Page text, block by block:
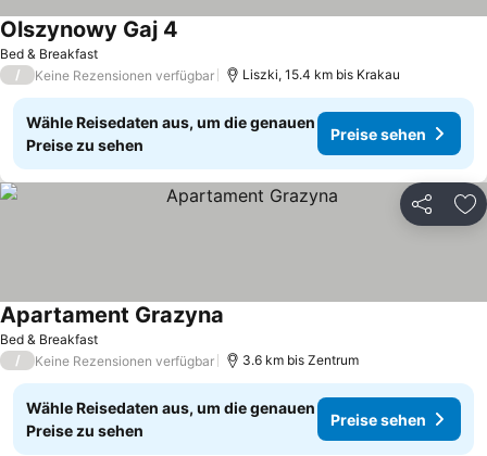
Bed & Breakfast
Olszynowy Gaj 4
/ Keine Rezensionen verfügbar Liszki, 15.4 km bis Krakau
Wähle Reisedaten aus, um die genauen
Preise zu sehen
Preise sehen
Teilen
Bed & Breakfast
Apartament Grazyna
/ Keine Rezensionen verfügbar 3.6 km bis Zentrum
Wähle Reisedaten aus, um die genauen
Preise zu sehen
Preise sehen